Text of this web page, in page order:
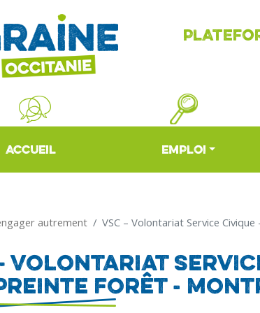
ACCUEIL EMPLOI
autrement VSC – Volontariat Service
– Volontariat
Forêt -